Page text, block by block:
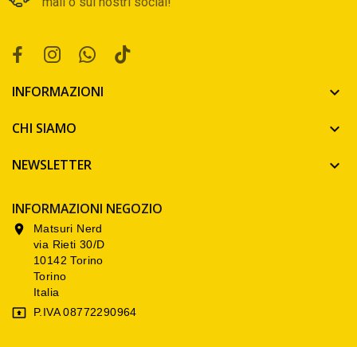
INFORMAZIONI 
CHI SIAMO 
NEWSLETTER 
INFORMAZIONI NEGOZIO

Matsuri Nerd
via Rieti 30/D
10142 Torino
Torino
Italia
 P.IVA 08772290964